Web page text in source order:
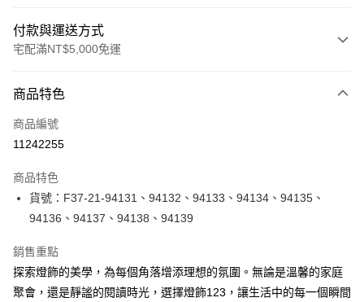
付款與運送方式
宅配滿NT$5,000免運
信用卡一次付款
LINE Pay
街口支付
悠遊付
Google Pay
全盈+PAY
商品特色
商品編號
11242255
商品特色
貨號：F37-21-94131、94132、94133、94134、94135、
94136、94137、94138、94139
銷售重點
探索燈飾的美學，為每個角落增添理想的氛圍。無論是溫馨的家庭
聚會，還是靜謐的閱讀時光，選擇燈飾123，讓生活中的每一個瞬間